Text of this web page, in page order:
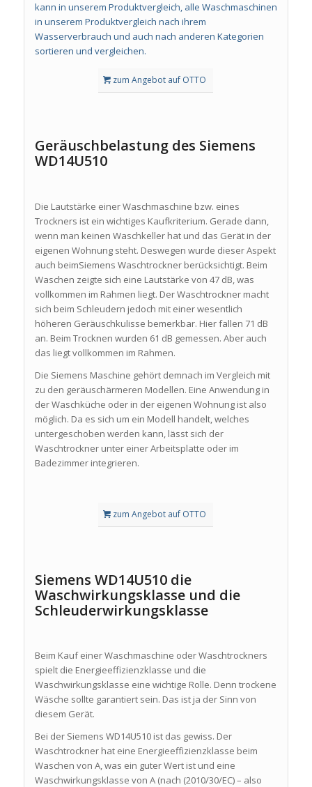
kann in unserem Produktvergleich, alle Waschmaschinen
in unserem Produktvergleich nach ihrem
Wasserverbrauch und auch nach anderen Kategorien
sortieren und vergleichen.
zum Angebot auf OTTO
Geräuschbelastung des Siemens
WD14U510
Die Lautstärke einer Waschmaschine bzw. eines
Trockners ist ein wichtiges Kaufkriterium. Gerade dann,
wenn man keinen Waschkeller hat und das Gerät in der
eigenen Wohnung steht. Deswegen wurde dieser Aspekt
auch beimSiemens Waschtrockner berücksichtigt. Beim
Waschen zeigte sich eine Lautstärke von 47 dB, was
vollkommen im Rahmen liegt. Der Waschtrockner macht
sich beim Schleudern jedoch mit einer wesentlich
höheren Geräuschkulisse bemerkbar. Hier fallen 71 dB
an. Beim Trocknen wurden 61 dB gemessen. Aber auch
das liegt vollkommen im Rahmen.
Die Siemens Maschine gehört demnach im Vergleich mit
zu den geräuschärmeren Modellen. Eine Anwendung in
der Waschküche oder in der eigenen Wohnung ist also
möglich. Da es sich um ein Modell handelt, welches
untergeschoben werden kann, lässt sich der
Waschtrockner unter einer Arbeitsplatte oder im
Badezimmer integrieren.
zum Angebot auf OTTO
Siemens WD14U510 die
Waschwirkungsklasse und die
Schleuderwirkungsklasse
Beim Kauf einer Waschmaschine oder Waschtrockners
spielt die Energieeffizienzklasse und die
Waschwirkungsklasse eine wichtige Rolle. Denn trockene
Wäsche sollte garantiert sein. Das ist ja der Sinn von
diesem Gerät.
Bei der Siemens WD14U510 ist das gewiss. Der
Waschtrockner hat eine Energieeffizienzklasse beim
Waschen von A, was ein guter Wert ist und eine
Waschwirkungsklasse von A (nach (2010/30/EC) – also